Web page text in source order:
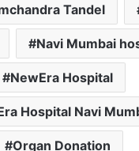
Tandel
Navi Mumbai
NewEra Hospital
Hospital Navi
Organ Donation